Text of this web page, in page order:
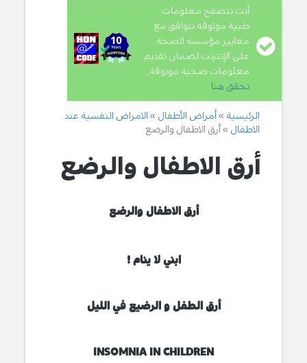
أنت تتصفح معلومات
طبية موثوقة تتوافق مع
معايير مؤسسة الصحة
على الإنترنت لضمان تقديم
معلومات صحية موثوقة,
تحقق هنا.
الرئيسية أمراض الأطفال
الامراض النفسية عند
الاطفال
أرق الاطفال والرضع
أرق الاطفال والرضع
أرق الاطفال والرضع
ابني لا ينام !
أرق الطفل و الرضيع في الليل
INSOMNIA IN CHILDREN